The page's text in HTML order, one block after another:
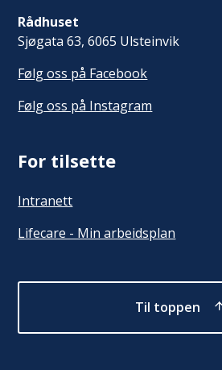
Rådhuset
Sjøgata 63, 6065 Ulsteinvik
Følg oss på Facebook
Følg oss på Instagram
For tilsette
Intranett
Lifecare - Min arbeidsplan
Til toppen